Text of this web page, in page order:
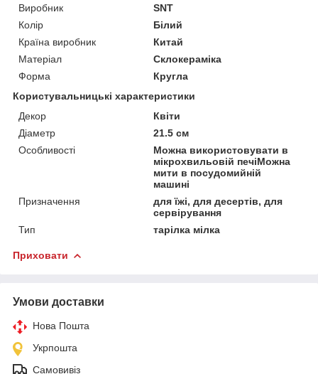
Виробник
SNT
Колір
Білий
Країна виробник
Китай
Матеріал
Склокераміка
Форма
Кругла
Користувальницькі характеристики
Декор
Квіти
Діаметр
21.5 см
Особливості
Можна використовувати в
мікрохвильовій печіМожна
мити в посудомийній
машині
Призначення
для їжі, для десертів, для
сервірування
Тип
тарілка мілка
Приховати
Умови доставки
Нова Пошта
Укрпошта
Самовивіз